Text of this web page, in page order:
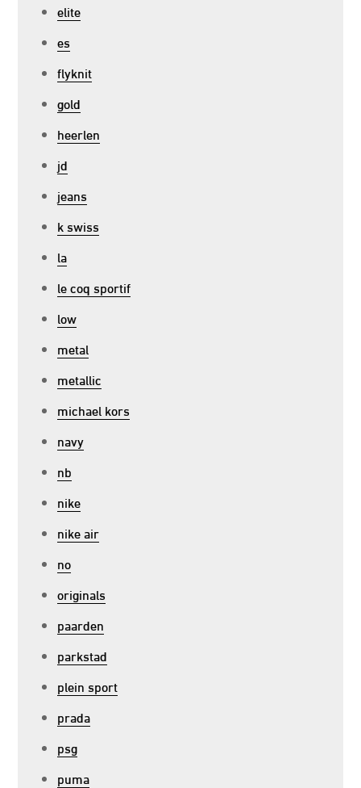
elite
es
flyknit
gold
heerlen
jd
jeans
k swiss
la
le coq sportif
low
metal
metallic
michael kors
navy
nb
nike
nike air
no
originals
paarden
parkstad
plein sport
prada
psg
puma